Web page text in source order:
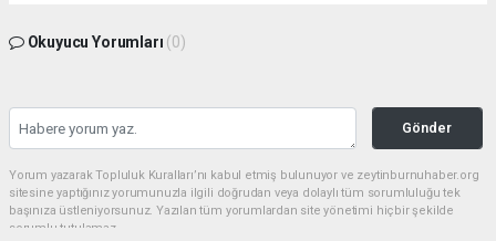
Okuyucu Yorumları (0)
Gönder
Yorum yazarak Topluluk Kuralları’nı kabul etmiş bulunuyor ve zeytinburnuhaber.org
sitesine yaptığınız yorumunuzla ilgili doğrudan veya dolaylı tüm sorumluluğu tek
başınıza üstleniyorsunuz. Yazılan tüm yorumlardan site yönetimi hiçbir şekilde
sorumlu tutulamaz.